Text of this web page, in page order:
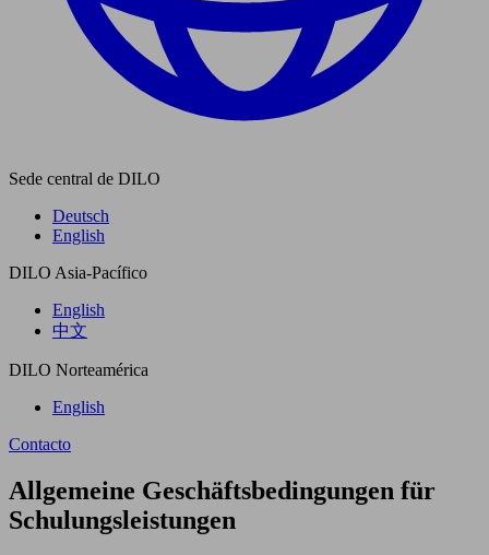
Sede central de DILO
Deutsch
English
DILO Asia-Pacífico
English
中文
DILO Norteamérica
English
Contacto
Allgemeine Geschäftsbedingungen für
Schulungsleistungen